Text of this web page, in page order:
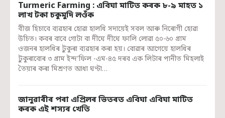
Turmeric Farming : এবিঘা মাটিত কৰক ৮-৯ মাহত ১
লাখ টকা চকুমুদি লওঁক
বীজ হিচাবে ব্যৱহাৰ হোৱা হালধি সদায়েই সবল আৰু নিৰোগী হোৱা
উচিত। কবৰ বাবে গোটা বা দীঘে দীঘে ফালি লোৱা ৫০-৬০ গ্রাম
ওজনৰ হালধিৰ টুকুৰা ব্যৱহাৰ কৰা হয়। বোৱাৰ আগেয়ে হালধিৰ
টুকুৰাবোৰ ৩ গ্রাম ইন্দ'ফিল -এম-৪৫ দৰব এক লিটাৰ পানীত মিহলাই
তৈয়াৰ কৰা মিশ্রণত আধা ঘণ্টা…
জানুৱাৰীৰ পৰা এপ্ৰিলৰ ভিতৰত এবিঘা এবিঘা মাটিত
কৰক এই শস্যৰ খেতি